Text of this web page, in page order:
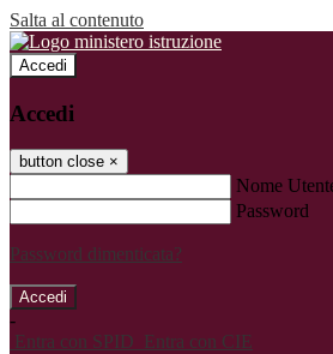
Salta al contenuto
Accedi
Accedi
button close ×
Nome
Password
Password dimenticata?
-
Entra con SPID Entra con CIE